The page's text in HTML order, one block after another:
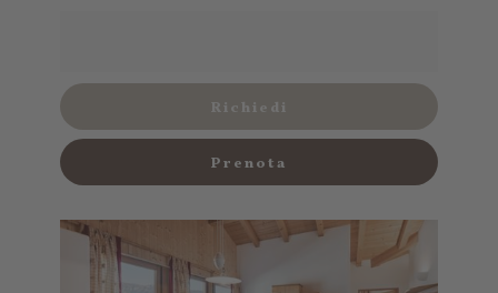
Richiedi
Prenota